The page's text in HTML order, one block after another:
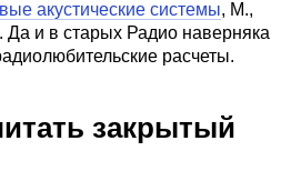
акустические системы, М.,
Да и в старых Радио наверняка
расчеты.
закрытый